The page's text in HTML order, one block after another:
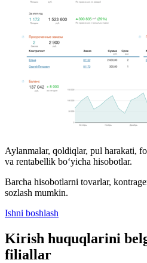
Aylanmalar, qoldiqlar, pul harakati,
va rentabellik bo‘yicha hisobotlar.
Barcha hisobotlarni tovarlar,
sozlash mumkin.
Ishni boshlash
Kirish huquqlarini
filiallar